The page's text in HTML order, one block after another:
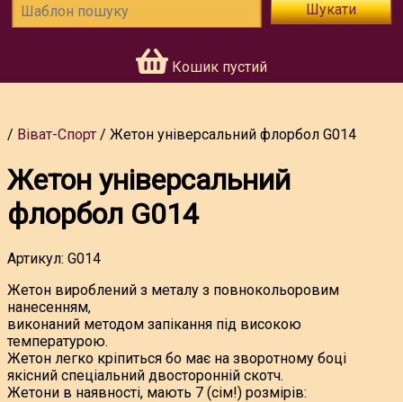
Шукати
Кошик пустий
Віват-Спорт Жетон універсальний флорбол G014
Жетон універсальний
флорбол G014
Артикул: G014
Жетон вироблений з металу з повнокольоровим
нанесенням,
виконаний методом запікання під високою
температурою.
Жетон легко кріпиться бо має на зворотному боці
якісний спеціальний двосторонній скотч.
Жетони в наявності, мають 7 (сім!) розмірів: